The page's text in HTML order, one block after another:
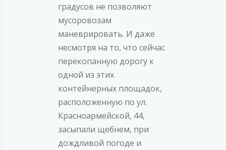
градусов не позволяют
мусоровозам
маневрировать. И даже
несмотря на то, что сейчас
перекопанную дорогу к
одной из этих
контейнерных площадок,
расположенную по ул.
Красноармейской, 44,
засыпали щебнем, при
дождливой погоде и